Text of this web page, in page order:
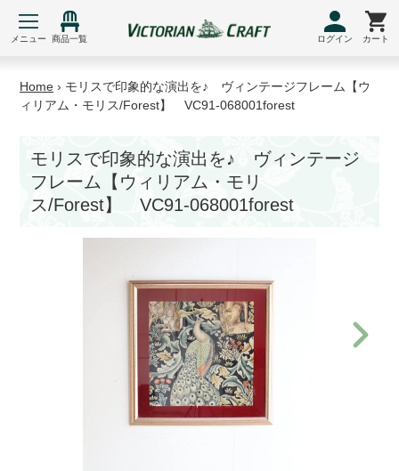
メニュー 商品一覧 ログイン カート
Home › モリスで印象的な演出を♪ ヴィンテージフレーム【ウ
ィリアム・モリス/Forest】 VC91-068001forest
モリスで印象的な演出を♪ ヴィンテージ
フレーム【ウィリアム・モリ
ス/Forest】 VC91-068001forest